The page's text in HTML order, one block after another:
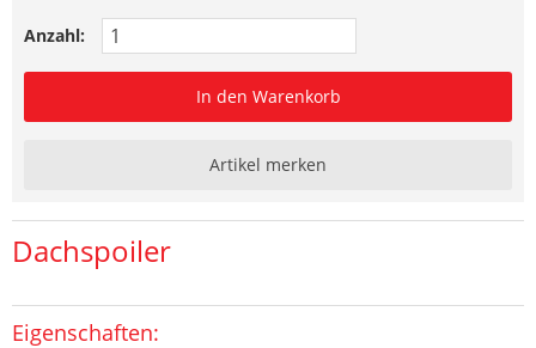
Anzahl:
In den Warenkorb
Artikel merken
Dachspoiler
Eigenschaften: